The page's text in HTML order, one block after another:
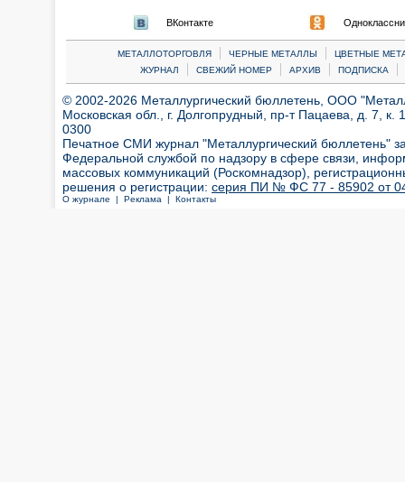
ВКонтакте
МЕТАЛЛОТОРГОВЛЯ | ЧЕРНЫЕ МЕТАЛЛЫ |
ЦВЕТНЫЕ
ЖУРНАЛ
| СВЕЖИЙ НОМЕР | АРХИВ | ПОДПИСКА |
© 2002-2026 Металлургический бюллетень, ООО
Московская обл., г. Долгопрудный, пр-т Пацаева, д. 7,
0300
Печатное СМИ журнал "Металлургический бюллетень"
Федеральной службой по надзору в сфере связи,
массовых коммуникаций (Роскомнадзор),
решения о регистрации: серия ПИ № ФС 77 - 85902 от 04
О журнале | Реклама | Контакты